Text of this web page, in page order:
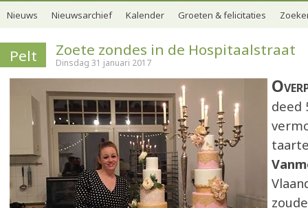
Nieuws Nieuwsarchief Kalender Groeten & felicitaties
Pelt Zoete zondes in de Hospitaalstraat
Dinsdag 31 januari 2017
deed